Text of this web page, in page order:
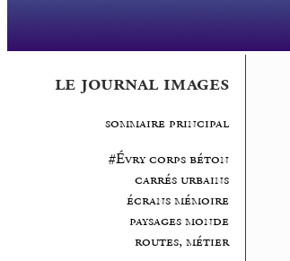
le journal images
sommaire principal
#Évry corps béton
carrés urbains
écrans mémoire
paysages monde
routes, métier